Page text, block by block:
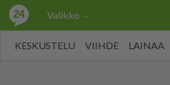
Valikko
KESKUSTELU VIIHDE LAINAA